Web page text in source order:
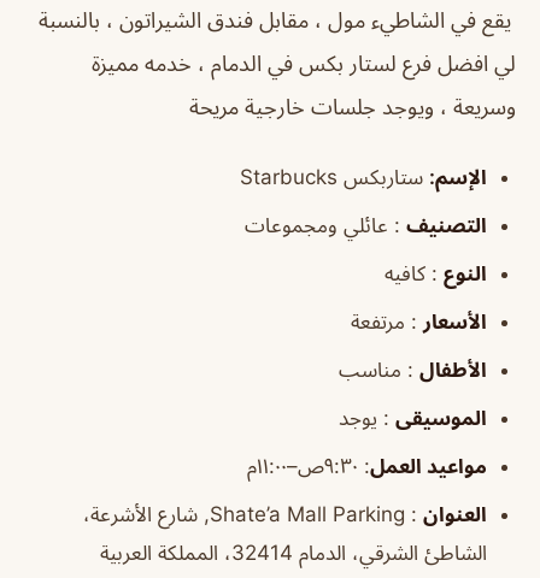
يقع في الشاطيء مول ، مقابل فندق الشيراتون ، بالنسبة
لي افضل فرع لستار بكس في الدمام ، خدمه مميزة
وسريعة ، ويوجد جلسات خارجية مريحة
الإسم: ستاربكس Starbucks
التصنيف : عائلي ومجموعات
النوع : كافيه
الأسعار : مرتفعة
الأطفال : مناسب
الموسيقى : يوجد
مواعيد العمل: ٩:٣٠ص–١١:٠٠م
العنوان
: Shate’a Mall Parking, شارع الأشرعة،
الشاطئ الشرقي، الدمام 32414، المملكة العربية